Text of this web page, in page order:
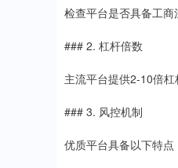
检查平台是否具备工
### 2. 杠杆倍数
主流平台提供2-10倍
### 3. 风控机制
优质平台具备以下特点